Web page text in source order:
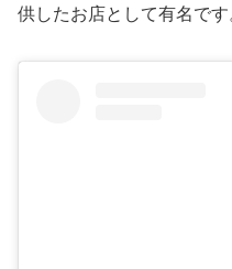
供したお店として有名です